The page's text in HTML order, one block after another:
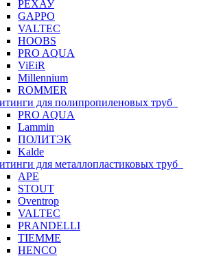
РЕХАУ
GAPPO
VALTEC
HOOBS
PRO AQUA
ViEiR
Millennium
ROMMER
для полипропиленовых труб
PRO AQUA
Lammin
ПОЛИТЭК
Kalde
для металлопластиковых труб
APE
STOUT
Oventrop
VALTEC
PRANDELLI
TIEMME
HENCO